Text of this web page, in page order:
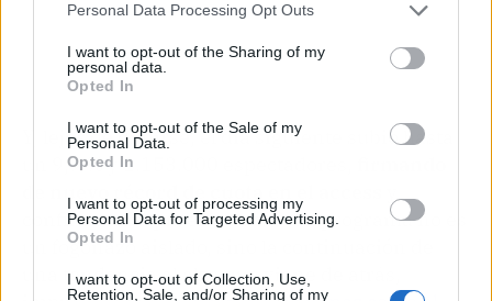
Personal Data Processing Opt Outs
I want to opt-out of the Sharing of my
personal data.
Opted In
I want to opt-out of the Sale of my
Personal Data.
Opted In
I want to opt-out of processing my
Personal Data for Targeted Advertising.
Opted In
I want to opt-out of Collection, Use,
Retention, Sale, and/or Sharing of my
Y, lejos de diluirse, el día siguiente subió hasta
un 9,9 % y 1.153.000 espectadores,
confirmando que el ascenso del programa no es
un fogonazo aislado, sino la continuación de
una tendencia al alza que viene de atrás,